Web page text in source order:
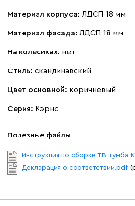
Материал корпуса: ЛДСП 18 мм
Материал фасада: ЛДСП 18 мм
На колесиках: нет
Стиль: скандинавский
Цвет основной: коричневый
Серия: Кэрнс
Полезные файлы
Инструкция по сборке ТВ-тумба
Декларация о соответствии.pdf